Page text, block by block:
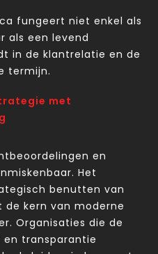
fungeert niet enkel als
als een levend
in de klantrelatie en de
termijn.
met
en
Het
benutten van
kern van moderne
Organisaties die de
transparantie